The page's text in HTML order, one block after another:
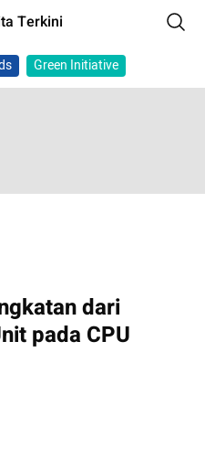
Terkini
Green Initiative
dari
pada CPU